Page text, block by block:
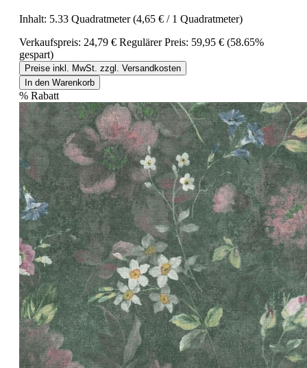
Inhalt: 5.33 Quadratmeter(4,65 € / 1 Quadratmeter)
Verkaufspreis: 24,79 € Regulärer Preis: 59,95 € (58.65%
gespart)
Preise inkl. MwSt. zzgl. Versandkosten
In den Warenkorb
% Rabatt